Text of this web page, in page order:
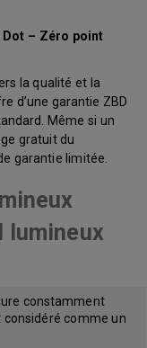
– Zéro point
la qualité et la
d’une garantie ZBD
Même si un
gratuit du
garantie limitée.
lumineux
constamment
considéré comme un